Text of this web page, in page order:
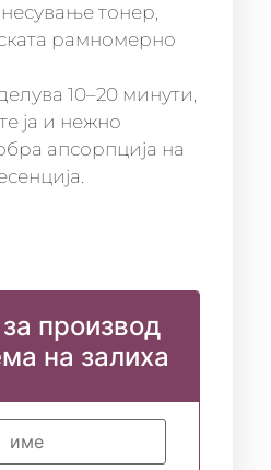
тонер,
рамномерно
10–20 минути,
ја и нежно
апсорпција на
производ
на залиха